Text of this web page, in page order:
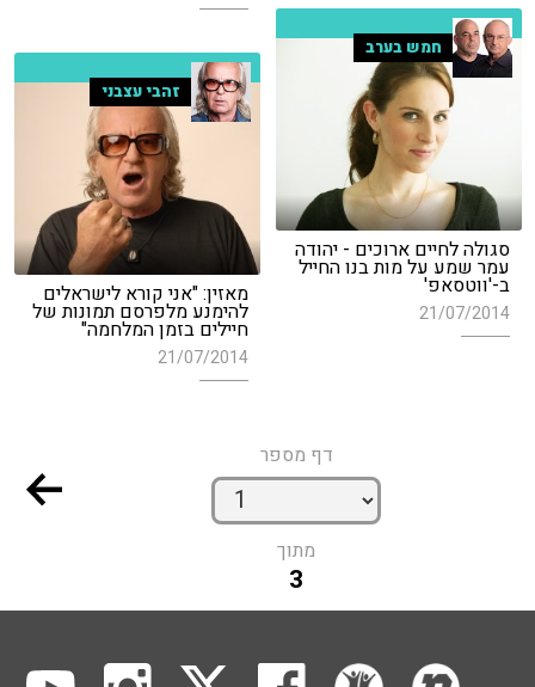
חמש בערב
סגולה לחיים ארוכים - יהודה
עמר שמע על מות בנו החייל
ב-'ווטסאפ'
21/07/2014
זהבי עצבני
מאזין: "אני קורא לישראלים
להימנע מלפרסם תמונות של
חיילים בזמן המלחמה"
21/07/2014
דף מספר
מתוך
3